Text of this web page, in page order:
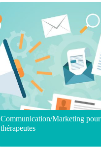
Communication/Marketing pour
thérapeutes